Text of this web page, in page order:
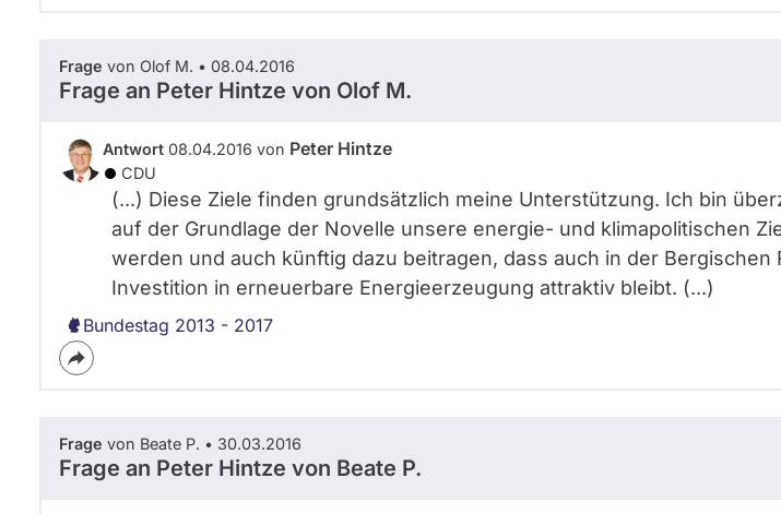
Frage von Olof M. • 08.04.2016
Frage an Peter Hintze von Olof M.
Antwort 08.04.2016 von Peter Hintze
CDU
(...) Diese Ziele finden grundsätzlich meine Unterstützung. Ich bin
auf der Grundlage der Novelle unsere energie- und klimapolitischen
werden und auch künftig dazu beitragen, dass auch in der Bergischen
Investition in erneuerbare Energieerzeugung attraktiv bleibt. (...)
Bundestag 2013 - 2017
Frage von Beate P. • 30.03.2016
Frage an Peter Hintze von Beate P.